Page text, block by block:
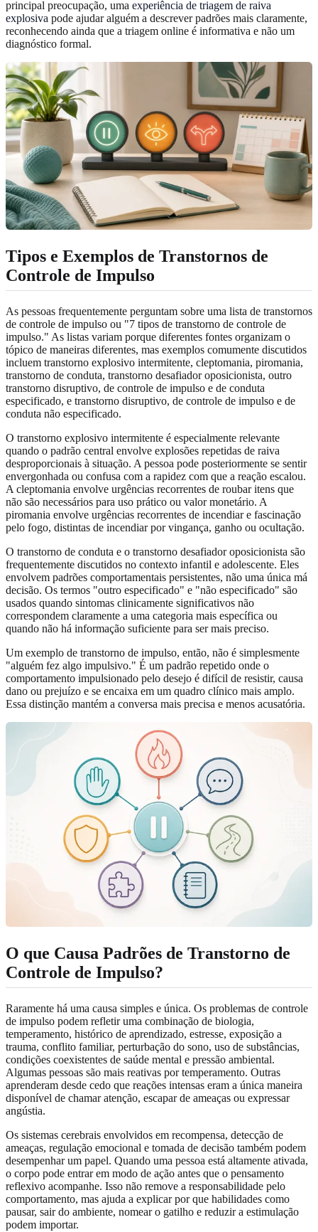
principal preocupação, uma experiência de triagem de raiva
explosiva pode ajudar alguém a descrever padrões mais claramente,
reconhecendo ainda que a triagem online é informativa e não um
diagnóstico formal.
Tipos e Exemplos de Transtornos de
Controle de Impulso
As pessoas frequentemente perguntam sobre uma lista de transtornos
de controle de impulso ou "7 tipos de transtorno de controle de
impulso." As listas variam porque diferentes fontes organizam o
tópico de maneiras diferentes, mas exemplos comumente discutidos
incluem transtorno explosivo intermitente, cleptomania, piromania,
transtorno de conduta, transtorno desafiador oposicionista, outro
transtorno disruptivo, de controle de impulso e de conduta
especificado, e transtorno disruptivo, de controle de impulso e de
conduta não especificado.
O transtorno explosivo intermitente é especialmente relevante
quando o padrão central envolve explosões repetidas de raiva
desproporcionais à situação. A pessoa pode posteriormente se sentir
envergonhada ou confusa com a rapidez com que a reação escalou.
A cleptomania envolve urgências recorrentes de roubar itens que
não são necessários para uso prático ou valor monetário. A
piromania envolve urgências recorrentes de incendiar e fascinação
pelo fogo, distintas de incendiar por vingança, ganho ou ocultação.
O transtorno de conduta e o transtorno desafiador oposicionista são
frequentemente discutidos no contexto infantil e adolescente. Eles
envolvem padrões comportamentais persistentes, não uma única má
decisão. Os termos "outro especificado" e "não especificado" são
usados quando sintomas clinicamente significativos não
correspondem claramente a uma categoria mais específica ou
quando não há informação suficiente para ser mais preciso.
Um exemplo de transtorno de impulso, então, não é simplesmente
"alguém fez algo impulsivo." É um padrão repetido onde o
comportamento impulsionado pelo desejo é difícil de resistir, causa
dano ou prejuízo e se encaixa em um quadro clínico mais amplo.
Essa distinção mantém a conversa mais precisa e menos acusatória.
O que Causa Padrões de Transtorno de
Controle de Impulso?
Raramente há uma causa simples e única. Os problemas de controle
de impulso podem refletir uma combinação de biologia,
temperamento, histórico de aprendizado, estresse, exposição a
trauma, conflito familiar, perturbação do sono, uso de substâncias,
condições coexistentes de saúde mental e pressão ambiental.
Algumas pessoas são mais reativas por temperamento. Outras
aprenderam desde cedo que reações intensas eram a única maneira
disponível de chamar atenção, escapar de ameaças ou expressar
angústia.
Os sistemas cerebrais envolvidos em recompensa, detecção de
ameaças, regulação emocional e tomada de decisão também podem
desempenhar um papel. Quando uma pessoa está altamente ativada,
o corpo pode entrar em modo de ação antes que o pensamento
reflexivo acompanhe. Isso não remove a responsabilidade pelo
comportamento, mas ajuda a explicar por que habilidades como
pausar, sair do ambiente, nomear o gatilho e reduzir a estimulação
podem importar.